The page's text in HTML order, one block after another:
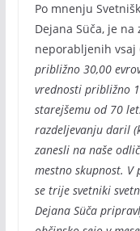
Po mnenju
Dejana Süča, je
neporabljenih vsaj
približno 30,00
vrednosti približno
starejšemu od 70
razdeljevanju daril
zanesli na naše
mestno skupnost.
se trije svetniki
Dejana Süča